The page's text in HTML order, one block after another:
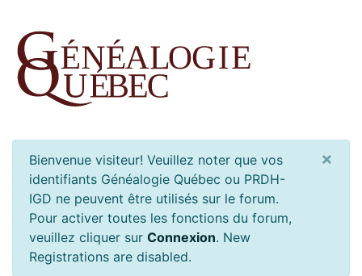
Bienvenue visiteur! Veuillez noter que vos
identifiants Généalogie Québec ou PRDH-
IGD ne peuvent être utilisés sur le forum.
Pour activer toutes les fonctions du forum,
veuillez cliquer sur Connexion. New
Registrations are disabled.
×